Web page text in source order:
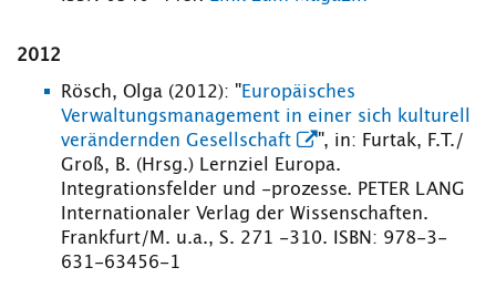
2012
Rösch, Olga (2012): "Europäisches
Verwaltungsmanagement in einer sich kulturell
verändernden Gesellschaft
", in: Furtak, F.T./
Groß, B. (Hrsg.) Lernziel Europa.
Integrationsfelder und -prozesse. PETER LANG
Internationaler Verlag der Wissenschaften.
Frankfurt/M. u.a., S. 271 -310. ISBN: 978-3-
631-63456-1